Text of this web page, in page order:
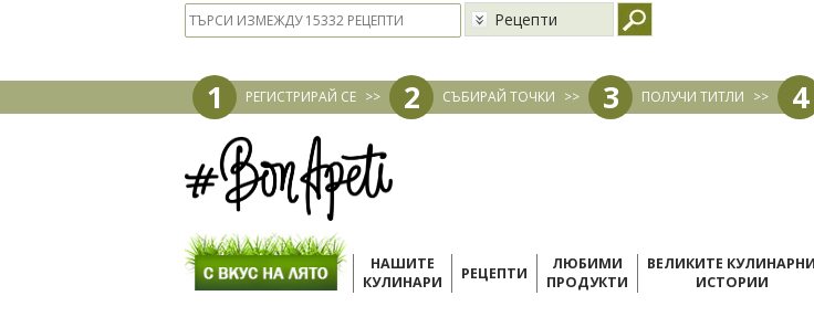
Рецепти
1 РЕГИСТРИРАЙ СЕ >> 2 СЪБИРАЙ ТОЧКИ >> 3 ПОЛУЧИ ТИТЛИ >> 4
НАШИТЕ
КУЛИНАРИ
РЕЦЕПТИ
ЛЮБИМИ
ПРОДУКТИ
ВЕЛИКИТЕ КУЛИНАРНИ
ИСТОРИИ